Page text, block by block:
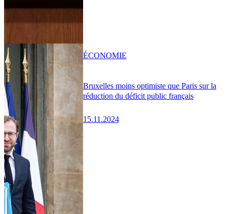
Bruxelles moins optimiste que Paris sur la
réduction du déficit public français
15.11.2024
ÉCONOMIE